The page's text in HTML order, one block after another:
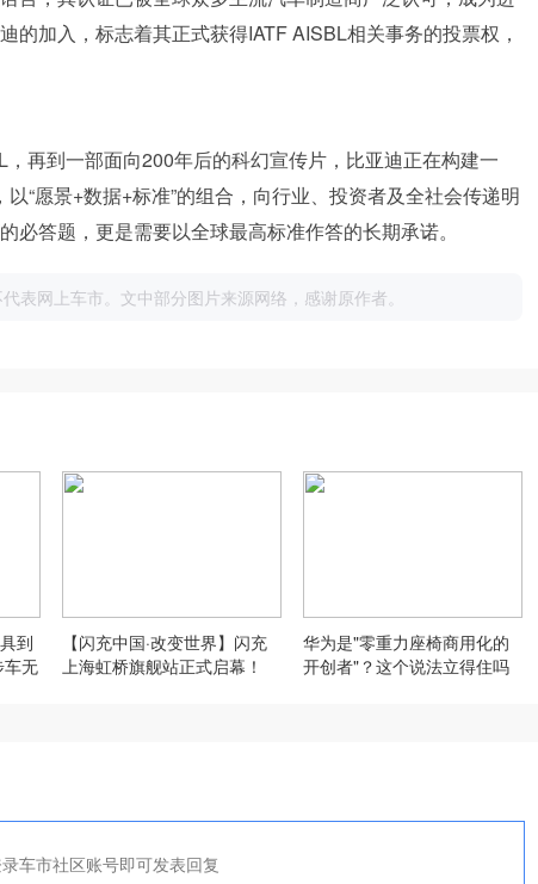
的加入，标志着其正式获得IATF AISBL相关事务的投票权，
再到一部面向200年后的科幻宣传片，比亚迪正在构建一
“愿景+数据+标准”的组合，向行业、投资者及全社会传递明
答题，更是需要以全球最高标准作答的长期承诺。
表网上车市。文中部分图片来源网络，感谢原作者。
到
车无
【闪充中国·改变世界】闪充
上海虹桥旗舰站正式启幕！
华为是"零重力座椅商用化的
开创者"？这个说法立得住吗
车市社区账号即可发表回复